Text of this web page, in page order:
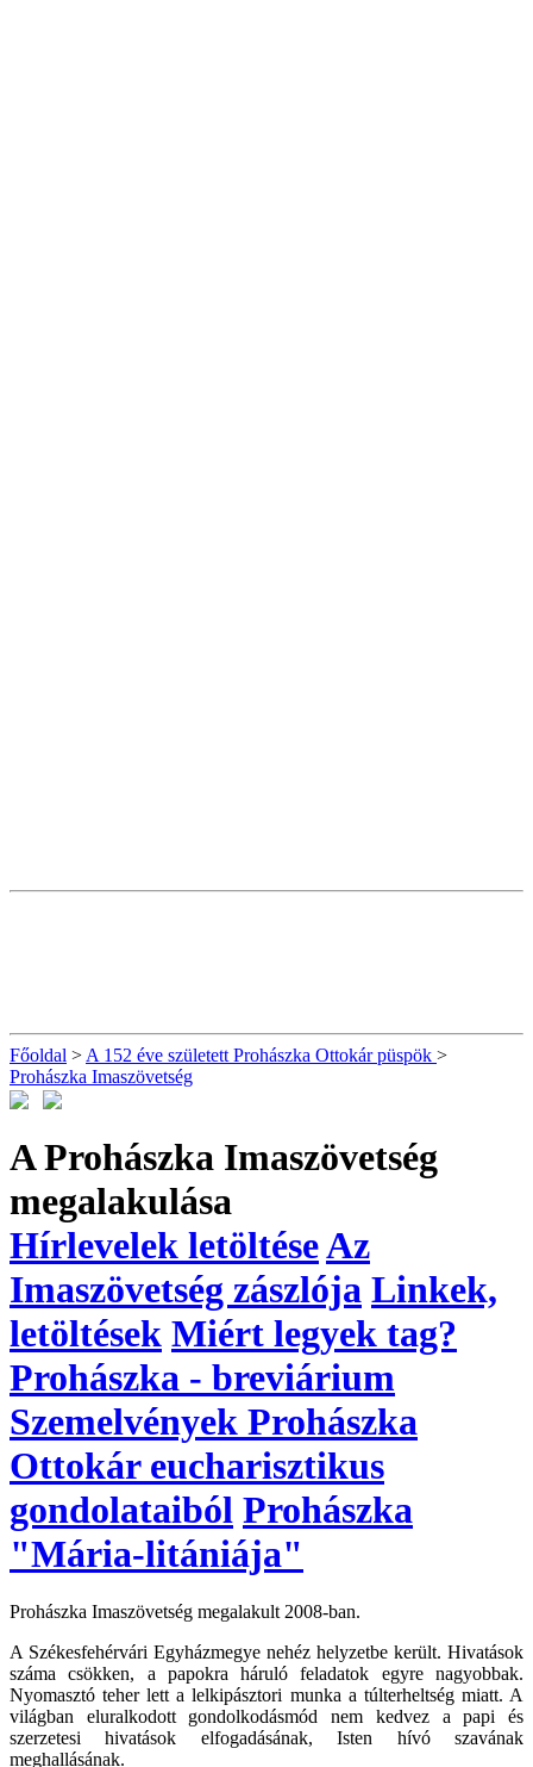
Főoldal > A 152 éve született Prohászka Ottokár püspök >
Prohászka Imaszövetség
A Prohászka Imaszövetség
megalakulása
Hírlevelek letöltéseAz
Imaszövetség zászlója Linkek,
letöltések Miért legyek tag?
Prohászka - breviárium
Szemelvények Prohászka
Ottokár eucharisztikus
gondolataiból Prohászka
"Mária-litániája"
Prohászka Imaszövetség megalakult 2008-ban.
A Székesfehérvári Egyházmegye nehéz helyzetbe került. Hivatások
száma csökken, a papokra háruló feladatok egyre nagyobbak.
Nyomasztó teher lett a lelkipásztori munka a túlterheltség miatt. A
világban eluralkodott gondolkodásmód nem kedvez a papi és
szerzetesi hivatások elfogadásának, Isten hívó szavának
meghallásának.